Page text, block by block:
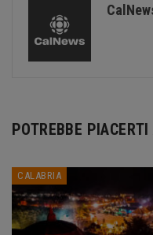
POTREBBE PIACERTI
CALABRIA